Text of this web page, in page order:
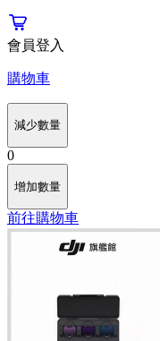
會員登入
購物車
減少數量
0
增加數量
前往購物車